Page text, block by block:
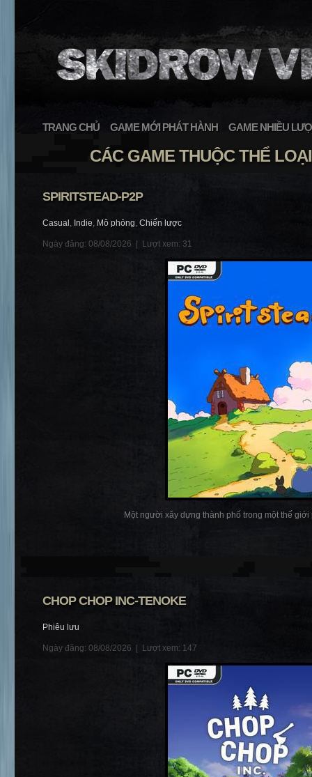
TRANG CHỦ GAME MỚI PHÁT HÀNH GAME NHIỀU
CÁC GAME THUỘC THỂ
SPIRITSTEAD-P2P
Casual , Indie, Mô phỏng, Chiến lược
Ngày đăng: 08/08/2026 | Lượt xem: 31
Một người xây dựng thành phố trong một thế giới
CHOP CHOP INC-TENOKE
Phiêu lưu
Ngày đăng: 08/08/2026 | Lượt xem: 147